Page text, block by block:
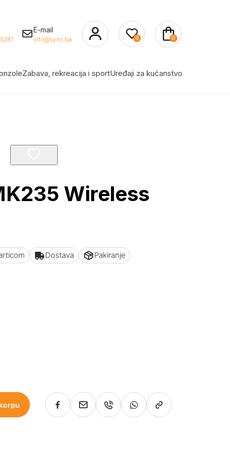
E-mail
info@sync.ba 0 0
Zabava, rekreacija i sportUređaji za kućanstvo
Wireless
Dostava Pakiranje